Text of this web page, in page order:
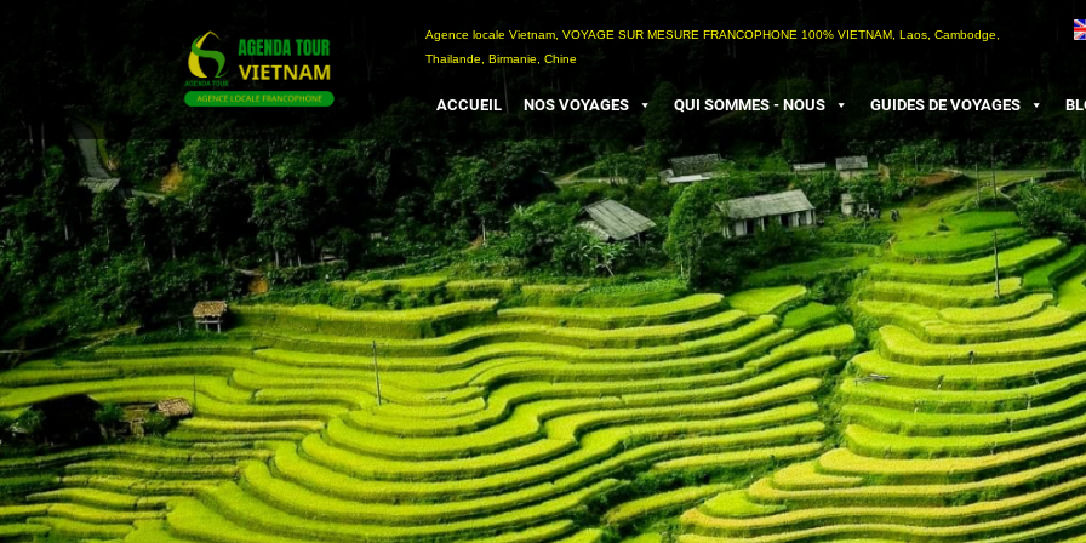
contenu
Agence locale Vietnam, VOYAGE SUR MESURE FRANCOPHONE 100% VIETNAM, Laos, Cambodge,
Thailande, Birmanie, Chine
ACCUEIL NOS VOYAGES QUI SOMMES - NOUS GUIDES DE VOYAGES